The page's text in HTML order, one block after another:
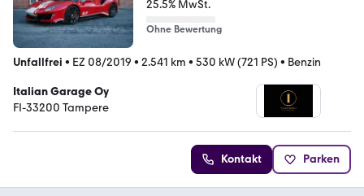
25.5% MwSt.
Ohne Bewertung
Unfallfrei • EZ 08/2019 • 2.541 km • 530 kW (721 PS) • Benzin
Italian Garage Oy
FI-33200 Tampere
Kontakt Parken